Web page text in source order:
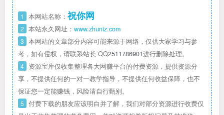
1 本网站名称： 祝你网
2 本站永久网址： www.zhuniz.com
3 本网站的文章部分内容可能来源于网络，仅供大家学习与参
考，如有侵权，请联系站长 QQ2511786901进行删除处理。
4 资源宝库仅收集整理各大网赚平台的付费资源，提供资源分
享，不提供任何的一对一教学指导，不提供任何收益保障，也不
保证您一定能赚钱，风险请自行甄别。
5 付费下载的朋友应该明白并了解，我们对部分资源进行收费仅